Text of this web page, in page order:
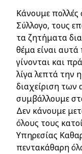
Κάνουμε πολλές
Σύλλογο, τους
τα ζητήματα
θέμα είναι
γίνονται και
λίγα λεπτά την
διαχείριση
συμβάλλουμε
Δεν κάνουμε
όλους τους
Υπηρεσίας
πεντακάθαρη